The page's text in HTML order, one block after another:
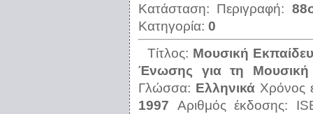
Κατάσταση: Περιγραφή:
Κατηγορία: 0
Τίτλος: Μουσική
Ένωσης για τη Μουσική
Γλώσσα: Ελληνικά Χρόνος
1997 Αριθμός έκδοσης: